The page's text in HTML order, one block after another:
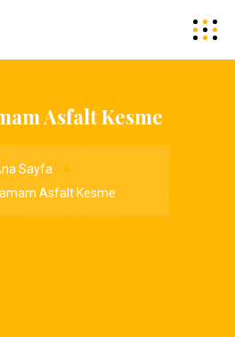
Asfalt Kesme
Sayfa
Asfalt Kesme